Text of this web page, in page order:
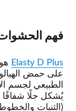
فهم الحشوات
Elasty D Plus
على حمض
الطبيعي لجسم
يُشكل جلًا شفافًا
(الثنيات